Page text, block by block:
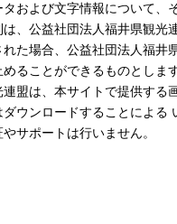
および文字情報について、
、公益社団法人福井県観光
た場合、公益社団法人福井
ることができるものとしま
盟は、本サイトで提供する
ウンロードすることによる
サポートは行いません。